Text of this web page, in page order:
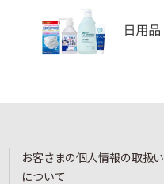
お客さまの個人情報の取扱い
について